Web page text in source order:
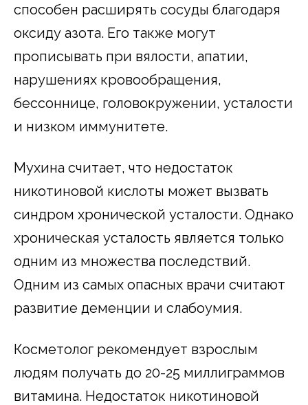
способен расширять сосуды благодаря
оксиду азота. Его также могут
прописывать при вялости, апатии,
нарушениях кровообращения,
бессоннице, головокружении, усталости
и низком иммунитете.
Мухина считает, что недостаток
никотиновой кислоты может вызвать
синдром хронической усталости. Однако
хроническая усталость является только
одним из множества последствий.
Одним из самых опасных врачи считают
развитие деменции и слабоумия.
Косметолог рекомендует взрослым
людям получать до 20-25 миллиграммов
витамина. Недостаток никотиновой